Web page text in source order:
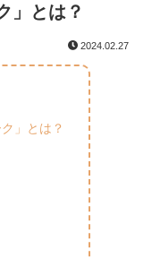
」とは？
2024.02.27
」とは？